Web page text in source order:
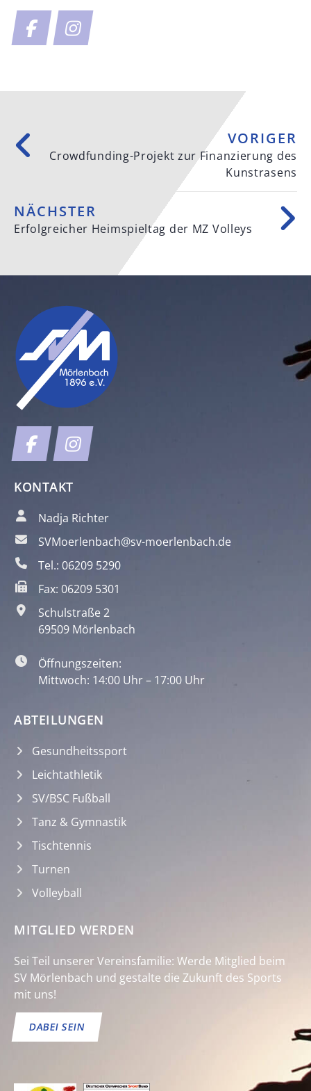
VORIGER
Crowdfunding-Projekt zur Finanzierung des
Kunstrasens
NÄCHSTER
Erfolgreicher Heimspieltag der MZ Volleys
KONTAKT
Nadja Richter
SVMoerlenbach@sv-moerlenbach.de
Tel.: 06209 5290
Fax: 06209 5301
Schulstraße 2
69509 Mörlenbach
Öffnungszeiten:
Mittwoch: 14:00 Uhr – 17:00 Uhr
ABTEILUNGEN
Gesundheitssport
Leichtathletik
SV/BSC Fußball
Tanz & Gymnastik
Tischtennis
Turnen
Volleyball
MITGLIED WERDEN
Sei Teil unserer Vereinsfamilie: Werde Mitglied beim
SV Mörlenbach und gestalte die Zukunft des Sports
mit uns!
DABEI SEIN